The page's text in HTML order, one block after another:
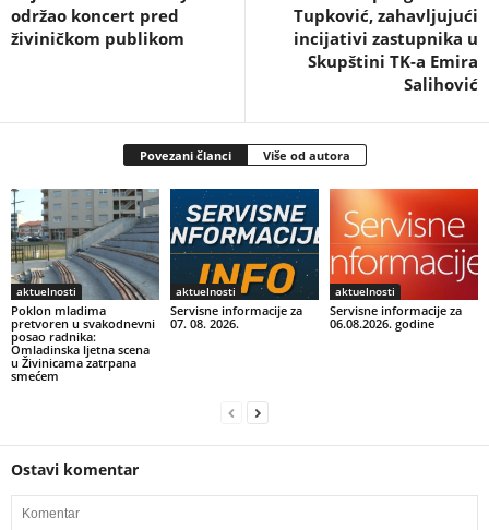
održao koncert pred
živiničkom publikom
Tupković, zahavljujući
incijativi zastupnika u
Skupštini TK-a Emira
Salihović
Povezani članci Više od autora
aktuelnosti
Poklon mladima
pretvoren u svakodnevni
posao radnika:
Omladinska ljetna scena
u Živinicama zatrpana
smećem
aktuelnosti
Servisne informacije za
07. 08. 2026.
aktuelnosti
Servisne informacije za
06.08.2026. godine
Ostavi komentar